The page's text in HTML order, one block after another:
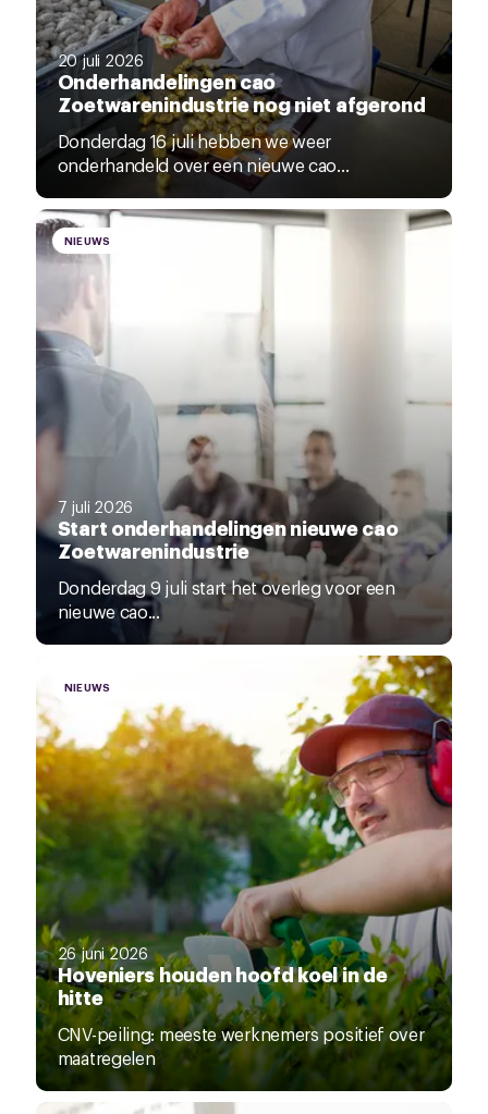
20 juli 2026
Onderhandelingen cao
Zoetwarenindustrie nog niet afgerond
Donderdag 16 juli hebben we weer
onderhandeld over een nieuwe cao...
NIEUWS
7 juli 2026
Start onderhandelingen nieuwe cao
Zoetwarenindustrie
Donderdag 9 juli start het overleg voor een
nieuwe cao...
NIEUWS
26 juni 2026
Hoveniers houden hoofd koel in de
hitte
CNV-peiling: meeste werknemers positief over
maatregelen